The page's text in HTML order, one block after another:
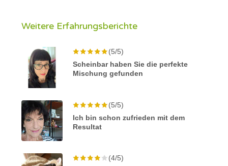
Weitere Erfahrungsberichte
(5/5)
Scheinbar haben Sie die perfekte
Mischung gefunden
(5/5)
Ich bin schon zufrieden mit dem
Resultat
(4/5)